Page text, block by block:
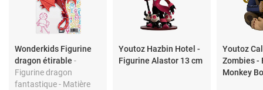
Wonderkids Figurine
dragon étirable -
Figurine dragon
fantastique - Matière
Youtoz Hazbin Hotel -
Figurine Alastor 13 cm
Youtoz
Zombies -
Monkey